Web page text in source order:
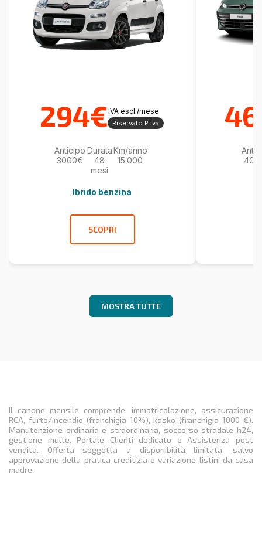
294€IVA escl./mese
Riservato P.iva
Anticipo
3000€
Durata
48
mesi
Km/anno
15.000
Ibrido benzina
SCOPRI
MOSTRA TUTTE
Il canone mensile comprende: immatricolazione, assicurazione
RCA, furto/incendio (franchigia 10%), kasko (franchigia 1000 €).
Manutenzione ordinaria e straordinaria, soccorso stradale h24,
gestione multe. Portale Clienti dedicato e Assistenza post
vendita. Offerta soggetta a disponibilità limitata, salvo
approvazione della pratica creditizia e variazione listini da casa
madre.